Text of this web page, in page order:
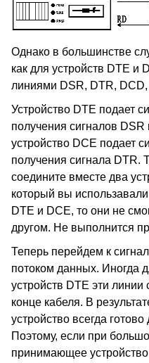
Однако в большинстве
как для устройств DTE
линиями DSR, DTR,
Устройство DTE подает
получения сигналов
устройство DCE подает
получения сигнала DTR.
соедините вместе два
который вы
DTE и DCE, то они не
другом. Не выполнится
Теперь перейдем к
потоком данных. Иногда
устройств DTE эти
конце кабеля. В
устройство всегда
Поэтому, если при
принимающее